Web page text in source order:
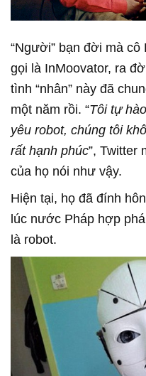
“Người” bạn đời mà
gọi là InMoovator, ra
tình “nhân” này đã
một năm rồi. “Tôi tự
yêu robot, chúng tôi
rất hạnh phúc”, Twitter
của họ nói như vậy.
Hiện tại, họ đã đính
lúc nước Pháp hợp
là robot.